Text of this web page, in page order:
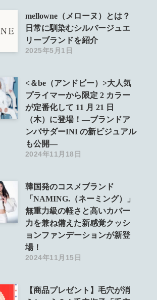
mellowne（メローヌ）とは？
日常に馴染むシルバージュエ
リーブランドを紹介
2025年5月1日
<＆be（アンドビー）>大人気
プライマーから限定 2 カラー
が定番化して 11 月 21 日
（木）に登場！―ブランドア
ンバサダーINI の新ビジュアル
も公開―
2024年11月18日
韓国発のコスメブランド
「NAMING.（ネーミング）」
無重力級の軽さと高いカバー
力を兼ね備えた新感覚クッシ
ョンファンデーションが新登
場！
2024年11月15日
【商品プレゼント】毛穴が消